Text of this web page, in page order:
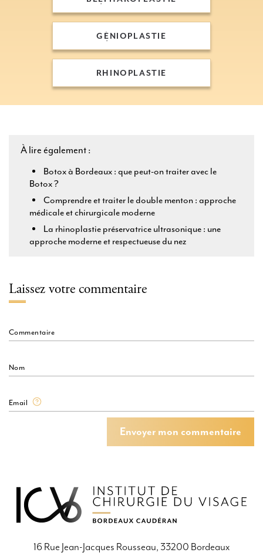
GÉNIOPLASTIE
RHINOPLASTIE
À lire également :
Botox à Bordeaux : que peut-on traiter avec le
Botox ?
Comprendre et traiter le double menton : approche
médicale et chirurgicale moderne
La rhinoplastie préservatrice ultrasonique : une
approche moderne et respectueuse du nez
Laissez votre commentaire
Commentaire
Nom
Email
Envoyer mon commentaire
Envoyer mon commentaire
16 Rue Jean-Jacques Rousseau, 33200 Bordeaux